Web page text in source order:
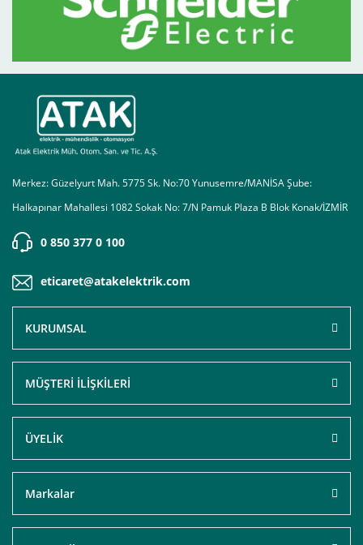
Merkez: Güzelyurt Mah. 5775 Sk. No:70 Yunusemre/MANİSA Şube:
Halkapınar Mahallesi 1082 Sokak No: 7/N Pamuk Plaza B Blok Konak/İZMİR
0 850 377 0 100
eticaret@atakelektrik.com
KURUMSAL
MÜŞTERİ İLİŞKİLERİ
ÜYELİK
Markalar